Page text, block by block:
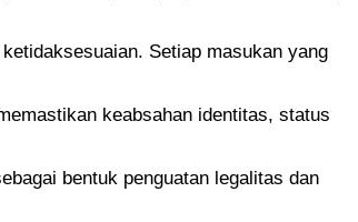
Setiap masukan yang
keabsahan identitas, status
bentuk penguatan legalitas dan